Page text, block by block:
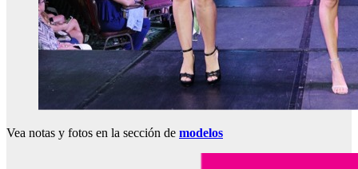
Vea notas y fotos en la sección de modelos